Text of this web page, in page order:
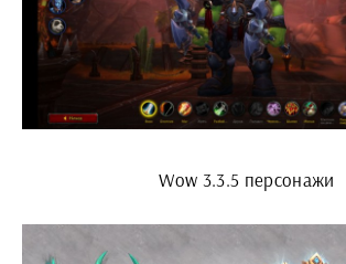
Wow 3.3.5 персонажи